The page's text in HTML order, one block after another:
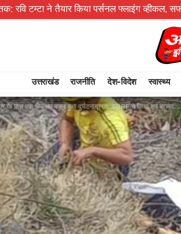
पर्सनल फ्लाइंग व्हीकल, सफल ट्रायल से मची चर्चा
उत्तराखंड राजनीति देश-विदेश स्वास्थ्य
के पास एक पिकअप वाहन हुआ दुर्घटनाग्रस्त, SDRF ने किया शव बरामद…